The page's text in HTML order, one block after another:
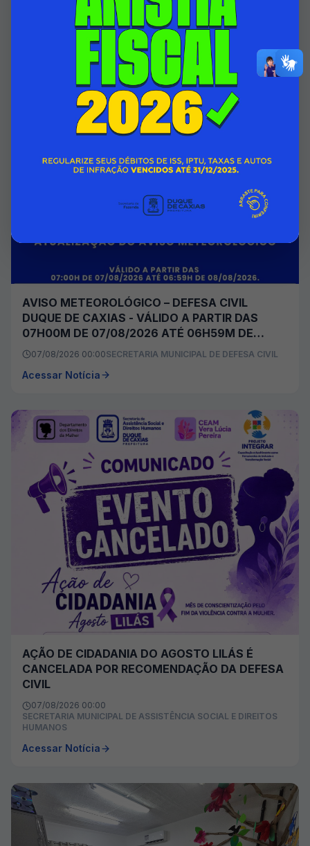
HOSPITAL INFANTIL ISMÉLIA DA SILVEIRA
PASSA A CONTAR COM ÁREA DO 1º ANDAR
TOTALMENTE REFORMADA
SECRETARIA MUNICIPAL DE SAÚDE
Acessar Notícia
AVISO METEOROLÓGICO – DEFESA CIVIL
DUQUE DE CAXIAS - VÁLIDO A PARTIR DAS
07H00M DE 07/08/2026 ATÉ 06H59M DE
08/08/2026
07/08/2026 00:00SECRETARIA MUNICIPAL DE DEFESA CIVIL
Acessar Notícia
AÇÃO DE CIDADANIA DO AGOSTO LILÁS É
CANCELADA POR RECOMENDAÇÃO DA DEFESA
CIVIL
07/08/2026 00:00
SECRETARIA MUNICIPAL DE ASSISTÊNCIA SOCIAL E DIREITOS
HUMANOS
Acessar Notícia